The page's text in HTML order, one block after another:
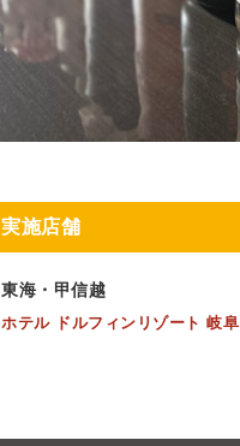
実施店舗
東海・甲信越
ホテル ドルフィンリゾート 岐阜